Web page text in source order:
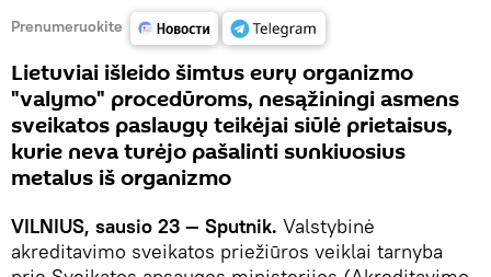
Prenumeruokite
Lietuviai išleido šimtus eurų organizmo
"valymo" procedūroms, nesąžiningi asmens
sveikatos paslaugų teikėjai siūlė prietaisus,
kurie neva turėjo pašalinti sunkiuosius
metalus iš organizmo
VILNIUS, sausio 23 — Sputnik. Valstybinė
akreditavimo sveikatos priežiūros veiklai tarnyba